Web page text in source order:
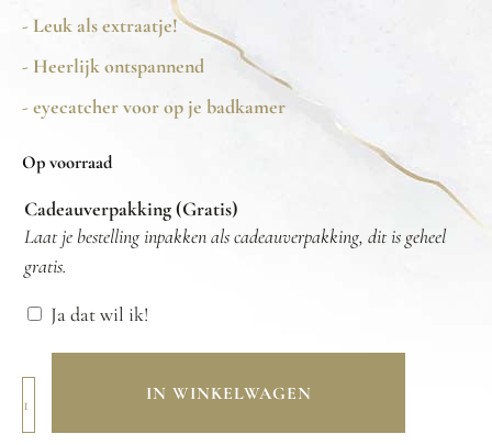
- Leuk als extraatje!
- Heerlijk ontspannend
- eyecatcher voor op je badkamer
Op voorraad
Cadeauverpakking (Gratis)
Laat je bestelling inpakken als cadeauverpakking, dit is geheel
gratis.
Ja dat wil ik!
IN WINKELWAGEN